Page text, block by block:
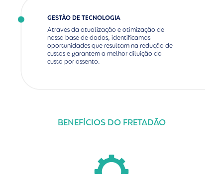
GESTÃO DE TECNOLOGIA
Através da atualização e otimização de
nossa base de dados, identificamos
oportunidades que resultam na redução de
custos e garantem a melhor diluição do
custo por assento.
BENEFÍCIOS DO FRETADÃO